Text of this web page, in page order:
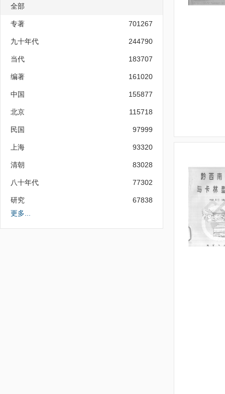
全部
专著 701267
九十年代 244790
当代 183707
编著 161020
中国 155877
北京 115718
民国 97999
上海 93320
清朝 83028
八十年代 77302
研究
67838
更多...